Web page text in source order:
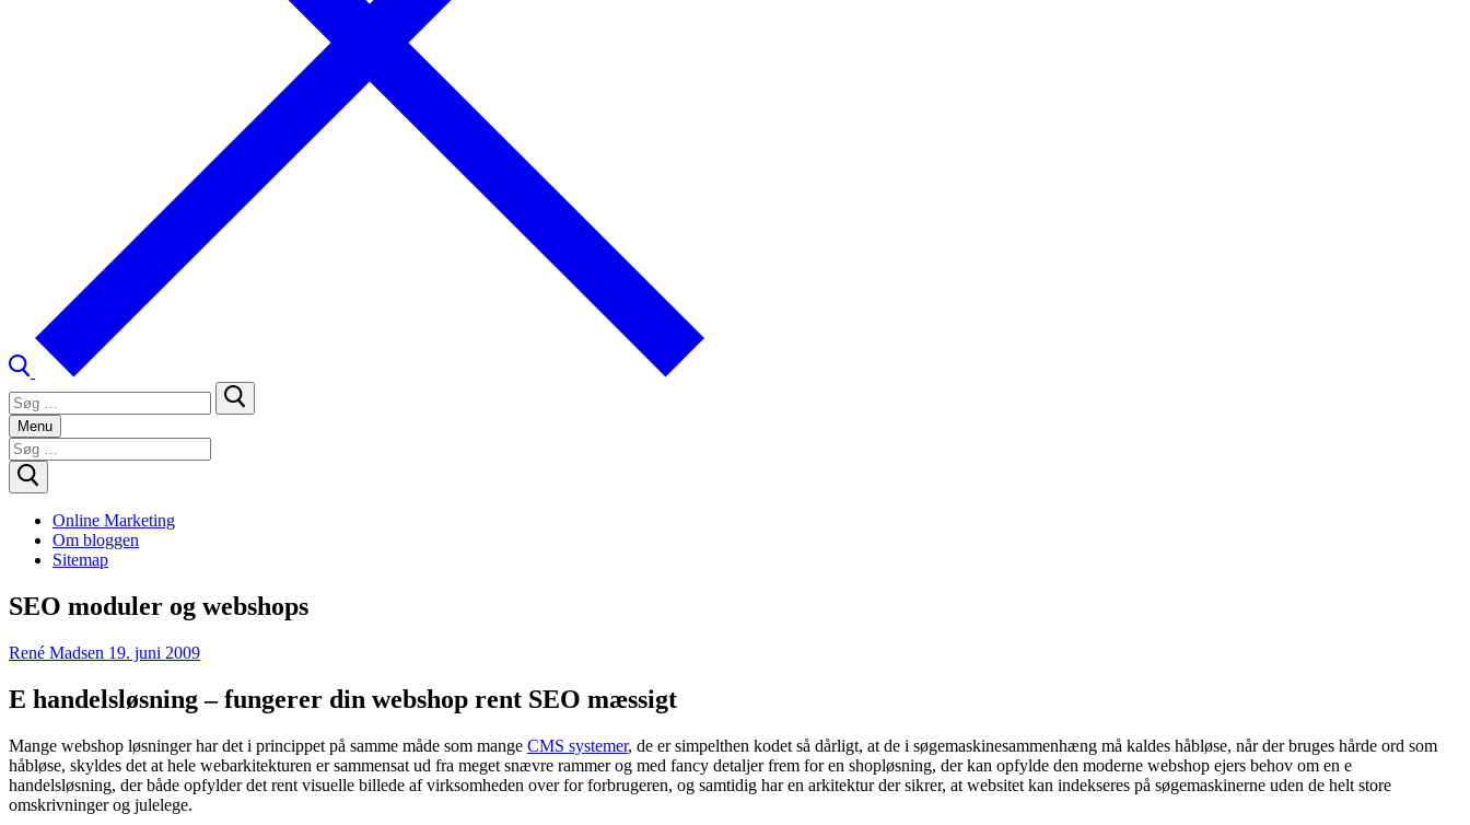
Søg
efter:
Menu
Søg
efter:
Online Marketing
Om bloggen
Sitemap
SEO moduler og webshops
René Madsen 19. juni 2009
E handelsløsning – fungerer din webshop rent SEO mæssigt
Mange webshop løsninger har det i princippet på samme måde som mange CMS systemer, de er simpelthen kodet så dårligt, at de i søgemaskinesammenhæng må kaldes håbløse, når der bruges hårde ord som
håbløse, skyldes det at hele webarkitekturen er sammensat ud fra meget snævre rammer og med fancy detaljer frem for en shopløsning, der kan opfylde den moderne webshop ejers behov om en e
handelsløsning, der både opfylder det rent visuelle billede af virksomheden over for forbrugeren, og samtidig har en arkitektur der sikrer, at websitet kan indekseres på søgemaskinerne uden de helt store
omskrivninger og julelege.